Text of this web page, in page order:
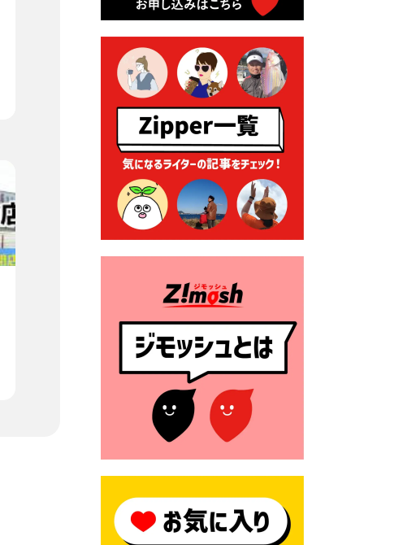
実施について
2026年7月9日 農地法等に係
る各種申請に係る登記事項証
明書の添付省略について
2026年7月9日 廃食用油の回
収
2026年7月7日 「おゆずりコ
ーナー」について
2026年7月1日 豊前市民プール
一般開放
（令和８年４月１日施行）
格改定
2026年6月23日 公告一覧（市
内業者対象）を更新しまし
2026年6月23日 （一財）豊前
市佐野・則尾育英会奨学生募
2026年6月18日 セアカゴケグ
モにご注意ください！